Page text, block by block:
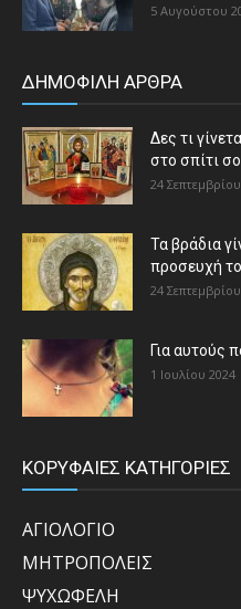
5 Αυγούστου
ΔΗΜΟΦΙΛΗ ΑΡΘΡΑ
Δες τι
στο σπίτι
24
Τα βράδια
προσευχή
24
Για αυτούς
1 Ιουλίου 2024
ΚΟΡΥΦΑΙΕΣ ΚΑΤΗΓΟΡΙΕΣ
ΑΓΙΟΛΟΓΙΟ
ΜΗΤΡΟΠΟΛΕΙΣ
ΨΥΧΩΦΕΛΗ